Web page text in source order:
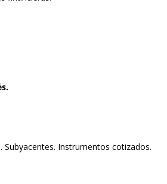
Instrumentos cotizados.